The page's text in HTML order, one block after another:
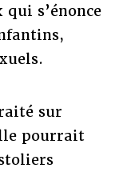
s’énonce
sur
pourrait